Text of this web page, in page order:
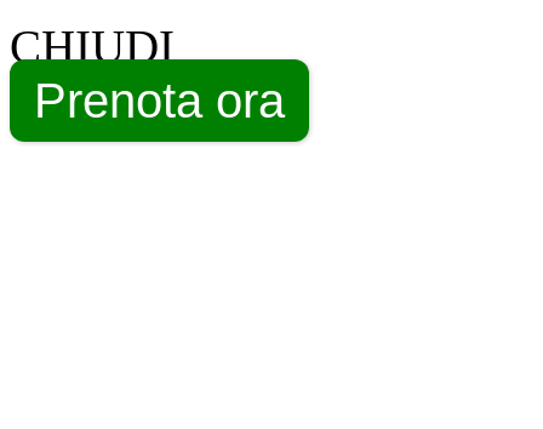
CHIUDI
Prenota ora